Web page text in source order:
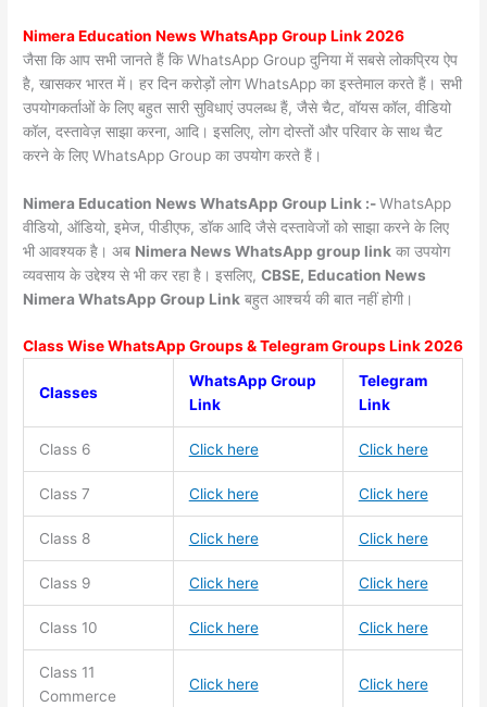
NimeraEducation News WhatsApp Group Link 2026
जैसा कि आप सभी जानते हैं कि WhatsApp Group दुनिया में सबसे लोकप्रिय ऐप
है, खासकर भारत में। हर दिन करोड़ों लोग WhatsApp का इस्तेमाल करते हैं। सभी
उपयोगकर्ताओं के लिए बहुत सारी सुविधाएं उपलब्ध हैं, जैसे चैट, वॉयस कॉल, वीडियो
कॉल, दस्तावेज़ साझा करना, आदि। इसलिए, लोग दोस्तों और परिवार के साथ चैट
करने के लिए WhatsApp Group का उपयोग करते हैं।
Nimera Education News WhatsApp Group Link :-WhatsApp
वीडियो, ऑडियो, इमेज, पीडीएफ, डॉक आदि जैसे दस्तावेजों को साझा करने के लिए
भी आवश्यक है। अब Nimera NewsWhatsApp group link का उपयोग
व्यवसाय के उद्देश्य से भी कर रहा है। इसलिए,CBSE, Education News
Nimera WhatsApp Group Link बहुत आश्चर्य की बात नहीं होगी।
Class Wise WhatsApp Groups & Telegram Groups Link 2026
Classes
WhatsApp Group
Link
Telegram
Link
Class 6 Click here Click here
Class 7 Click here Click here
Class 8 Click here Click here
Class 9 Click here Click here
Class 10 Click here Click here
Class 11
Commerce
Click here Click here